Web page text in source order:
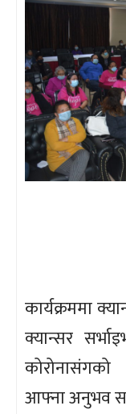
कार्यक्रममा
क्यान्सर
आफ्ना अनुभव